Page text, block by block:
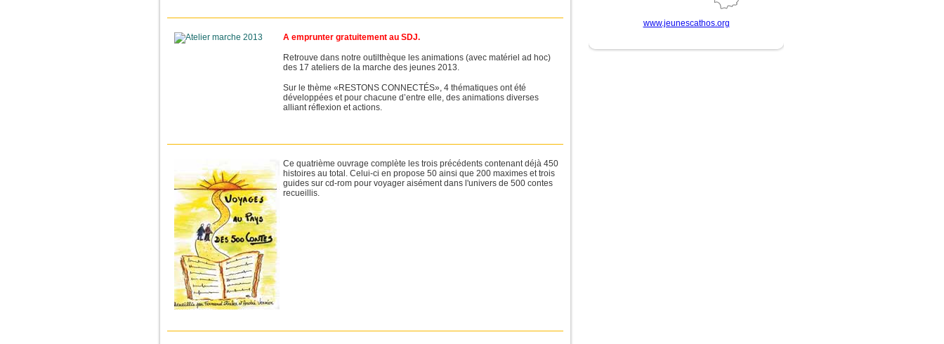
A emprunter gratuitement au SDJ.
Retrouve dans notre outilthèque les animations (avec matériel ad hoc)
des 17 ateliers de la marche des jeunes 2013.
Sur le thème «RESTONS CONNECTÉS», 4 thématiques ont été
développées et pour chacune d’entre elle, des animations diverses
alliant réflexion et actions.
Ce quatrième ouvrage complète les trois précédents contenant déjà 450
histoires au total. Celui-ci en propose 50 ainsi que 200 maximes et trois
guides sur cd-rom pour voyager aisément dans l'univers de 500 contes
recueillis.
www.jeunescathos.org